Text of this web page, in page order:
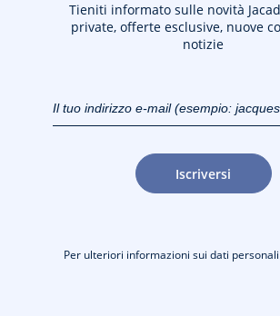
Tieniti informato sulle novità
private, offerte esclusive, nuove
notizie
(esempio:
jacquesadit@gmail.com)
Iscriversi
Per ulteriori informazioni sui dati personali